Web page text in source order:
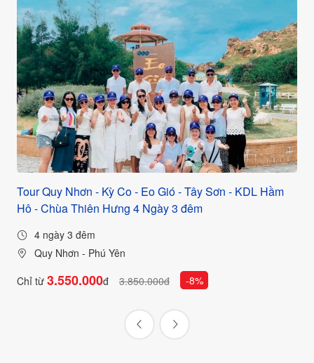
Tour Quy Nhơn - Kỳ Co - Eo Gió - Tây Sơn - KDL Hầm
Hô - Chùa Thiên Hưng 4 Ngày 3 đêm
4 ngày 3 đêm
Quy Nhơn - Phú Yên
Chỉ từ 3.550.000đ 3.850.000đ -8%